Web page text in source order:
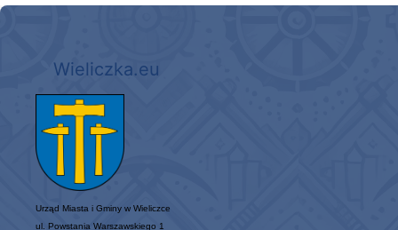
Wieliczka.eu
Urząd Miasta i Gminy w Wieliczce
ul. Powstania Warszawskiego 1